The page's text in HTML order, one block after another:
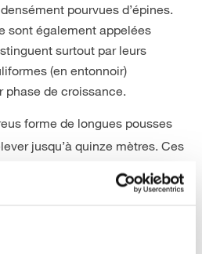
pourvues d’épines.
sont également appelées
surtout par leurs
(en entonnoir)
phase de croissance.
forme de longues pousses
jusqu’à quinze mètres. Ces
candélabres ou rochers.
Rhipsalis est susceptible de